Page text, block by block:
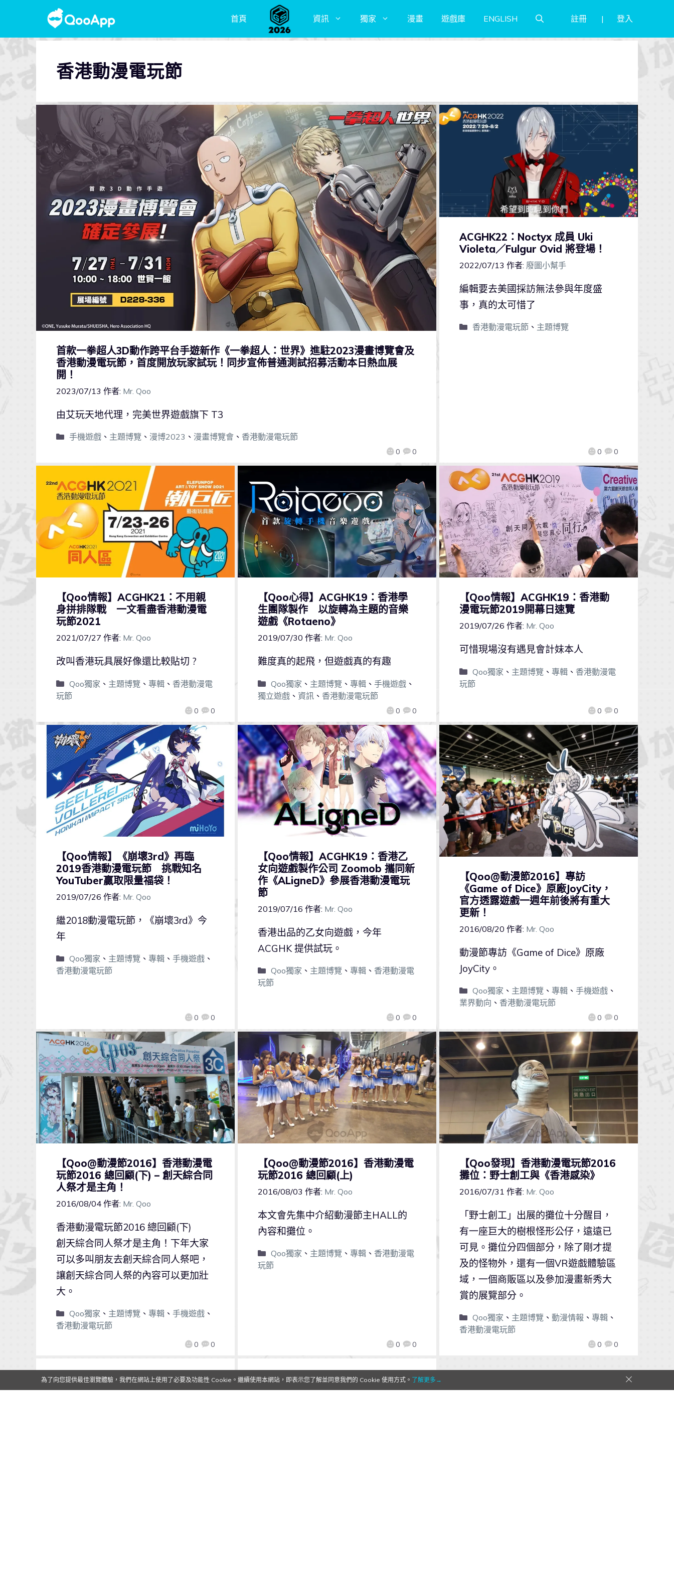
首頁 資訊 獨家 漫畫 遊戲庫 ENGLISH 註冊 登入
香港動漫電玩節
首款一拳超人3D動作跨平台手遊新作《一拳超人：世界》進駐2023漫畫博覽會及
香港動漫電玩節，首度開放玩家試玩！同步宣佈普通測試招募活動本日熱血展
開！
2023/07/13 作者: Mr. Qoo
0 0
由艾玩天地代理，完美世界遊戲旗下 T3
手機遊戲、 主題博覽、 漫博2023 、 漫畫博覽會、 香港動漫電玩節
ACGHK22：Noctyx 成員 Uki
Violeta／Fulgur Ovid 將登場！
2022/07/13 作者: 廢圖小幫手
0 0
編輯要去美國採訪無法參與年度盛
事，真的太可惜了
香港動漫電玩節、 主題博覽
【Qoo情報】ACGHK21：不用親
身拼排隊戰 一文看盡香港動漫電
玩節2021
2021/07/27 作者: Mr. Qoo
0 0
改叫香港玩具展好像還比較貼切 ?
Qoo獨家 、 主題博覽、 專輯、 香港動漫電
玩節
【Qoo心得】ACGHK19：香港學
生團隊製作 以旋轉為主題的音樂
遊戲《Rotaeno》
2019/07/30 作者: Mr. Qoo
0 0
難度真的起飛，但遊戲真的有趣
Qoo獨家 、 主題博覽、 專輯、 手機遊戲、
獨立遊戲、 資訊、 香港動漫電玩節
【Qoo情報】ACGHK19：香港動
漫電玩節2019開幕日速覽
2019/07/26 作者: Mr. Qoo
0 0
可惜現場沒有遇見會計妹本人
Qoo獨家 、 主題博覽、 專輯、 香港動漫電
玩節
【Qoo情報】《崩壞3rd》再臨
2019香港動漫電玩節 挑戰知名
YouTuber贏取限量福袋！
2019/07/26 作者: Mr. Qoo
0 0
繼2018動漫電玩節，《崩壞3rd》今
年
Qoo獨家 、 主題博覽、 專輯、 手機遊戲、
香港動漫電玩節
【Qoo情報】ACGHK19：香港乙
女向遊戲製作公司 Zoomob 攜同新
作《ALigneD》參展香港動漫電玩
節
2019/07/16 作者: Mr. Qoo
0 0
香港出品的乙女向遊戲，今年
ACGHK 提供試玩。
Qoo獨家 、 主題博覽、 專輯、 香港動漫電
玩節
【Qoo@動漫節2016】專訪
《Game of Dice》原廠JoyCity，
官方透露遊戲一週年前後將有重大
更新！
2016/08/20 作者: Mr. Qoo
0 0
動漫節專訪《Game of Dice》原廠
JoyCity。
Qoo獨家 、 主題博覽、 專輯、 手機遊戲、
業界動向 、 香港動漫電玩節
【Qoo@動漫節2016】香港動漫電
玩節2016 總回顧(下) – 創天綜合同
人祭才是主角！
2016/08/04 作者: Mr. Qoo
0 0
香港動漫電玩節2016 總回顧(下)
創天綜合同人祭才是主角！下年大家
可以多叫朋友去創天綜合同人祭吧，
讓創天綜合同人祭的內容可以更加壯
大。
Qoo獨家 、 主題博覽、 專輯、 手機遊戲、
香港動漫電玩節
【Qoo@動漫節2016】香港動漫電
玩節2016 總回顧(上)
2016/08/03 作者: Mr. Qoo
0 0
本文會先集中介紹動漫節主HALL的
內容和攤位。
Qoo獨家 、 主題博覽、 專輯、 香港動漫電
玩節
【Qoo發現】香港動漫電玩節2016
攤位：野士創工與《香港感染》
2016/07/31 作者: Mr. Qoo
0 0
「野士創工」出展的攤位十分醒目，
有一座巨大的樹根怪形公仔，遠遠已
可見。攤位分四個部分，除了剛才提
及的怪物外，還有一個VR遊戲體驗區
域，一個商販區以及參加漫畫新秀大
賞的展覽部分。
Qoo獨家 、 主題博覽、 動漫情報 、 專輯、
香港動漫電玩節
為了向您提供最佳瀏覽體驗，我們在網站上使用了必要及功能性 Cookie。繼續使用本網站，即表示您了解並同意我們的 Cookie 使用方式。 了解更多→